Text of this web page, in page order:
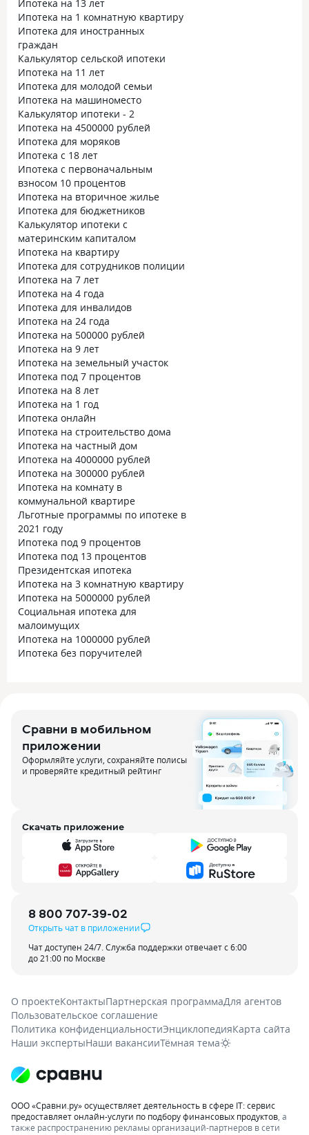
Ипотека на 13 лет
Ипотека на 1 комнатную квартиру
Ипотека для иностранных
граждан
Калькулятор сельской ипотеки
Ипотека на 11 лет
Ипотека для молодой семьи
Ипотека на машиноместо
Калькулятор ипотеки - 2
Ипотека на 4500000 рублей
Ипотека для моряков
Ипотека с 18 лет
Ипотека с первоначальным
взносом 10 процентов
Ипотека на вторичное жилье
Ипотека для бюджетников
Калькулятор ипотеки с
материнским капиталом
Ипотека на квартиру
Ипотека для сотрудников полиции
Ипотека на 7 лет
Ипотека на 4 года
Ипотека для инвалидов
Ипотека на 24 года
Ипотека на 500000 рублей
Ипотека на 9 лет
Ипотека на земельный участок
Ипотека под 7 процентов
Ипотека на 8 лет
Ипотека на 1 год
Ипотека онлайн
Ипотека на строительство дома
Ипотека на частный дом
Ипотека на 4000000 рублей
Ипотека на 300000 рублей
Ипотека на комнату в
коммунальной квартире
Льготные программы по ипотеке в
2021 году
Ипотека под 9 процентов
Ипотека под 13 процентов
Президентская ипотека
Ипотека на 3 комнатную квартиру
Ипотека на 5000000 рублей
Социальная ипотека для
малоимущих
Ипотека на 1000000 рублей
Ипотека без поручителей
Сравни в мобильном
приложении
Оформляйте услуги, сохраняйте полисы
и проверяйте кредитный рейтинг
Скачать приложение
8 800 707-39-02
Открыть чат в приложении
Чат доступен 24/7. Служба поддержки отвечает с 6:00
до 21:00 по Москве
О проектеКонтактыПартнерская программаДля агентов
Пользовательское соглашение
Политика конфиденциальностиЭнциклопедияКарта сайта
Наши экспертыНаши вакансииТёмная тема
ООО «Сравни.ру» осуществляет деятельность в сфере IT: сервис
предоставляет онлайн-услуги по подбору финансовых продуктов , а
также распространению рекламы организаций-партнеров в сети